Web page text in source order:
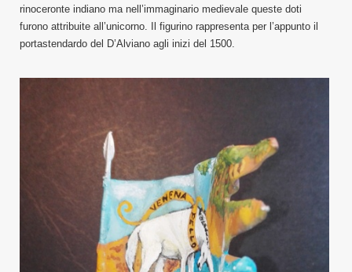
rinoceronte indiano ma nell’immaginario medievale queste doti
furono attribuite all’unicorno. Il figurino rappresenta per l’appunto il
portastendardo del D’Alviano agli inizi del 1500.